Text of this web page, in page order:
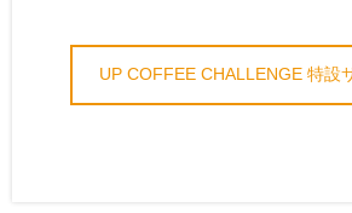
UP COFFEE CHALLENGE 特設